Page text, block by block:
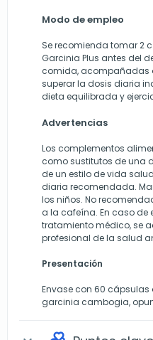
Modo de empleo
Se recomienda tomar 2
Garcinia Plus antes del
comida, acompañadas
superar la dosis diaria
dieta equilibrada y
Advertencias
Los complementos
como sustitutos de una
de un estilo de vida
diaria recomendada.
los niños. No
a la cafeína. En caso
tratamiento médico, se
profesional de la salud
Presentación
Envase con 60
garcinia cambogia,